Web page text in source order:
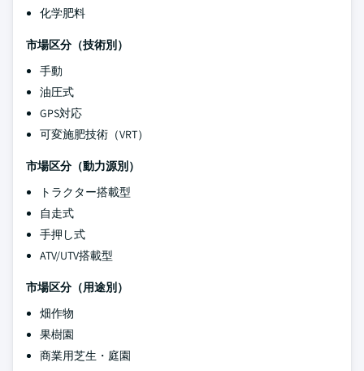
化学肥料
市場区分（技術別）
手動
油圧式
GPS対応
可変施肥技術（VRT）
市場区分（動力源別）
トラクター搭載型
自走式
手押し式
ATV/UTV搭載型
市場区分（用途別）
畑作物
果樹園
商業用芝生・庭園